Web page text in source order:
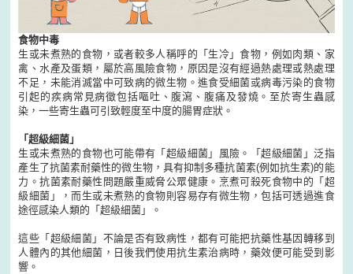
食物中毒
生或未煮熟的食物，或者較多人稱呼的「生冷」食物，例如肉類、家
禽、水產及蛋類，屬於高風險食物，原因是沒有經過熱處理或熱處理
不足，未能消滅當中可致病的微生物。進食受細菌或病毒污染的食物
引起的疾病常見病徵包括嘔吐、腹瀉、腹痛及發燒。至於寄生蟲感
染，一些寄生蟲可引致輕度至中度的腸胃症狀。
「超級細菌」
生或未煮熟的食物也可能帶有「超級細菌」風險。「超級細菌」泛指
產生了抗菌素耐藥性的微生物，具有抑制多種抗菌素(例如抗生素)的能
力。抗菌素耐藥性問題嚴重威脅公眾健康。烹煮可殺死食物中的「超
級細菌」，而生或未煮熟的食物則容易存有微生物，包括可透過進食
途徑感染人類的「超級細菌」。
這些「超級細菌」不論是否有致病性，都有可能把抗藥性基因轉移到
人體內的其他細菌，日後我們使用抗生素治病時，藥效便可能受到影
響。